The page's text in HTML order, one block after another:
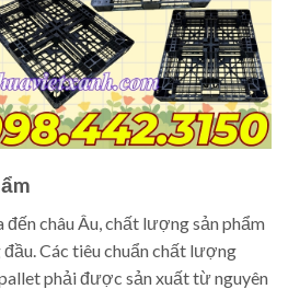
châu Âu, chất lượng sản phẩm
Các tiêu chuẩn chất lượng
phải được sản xuất từ nguyên